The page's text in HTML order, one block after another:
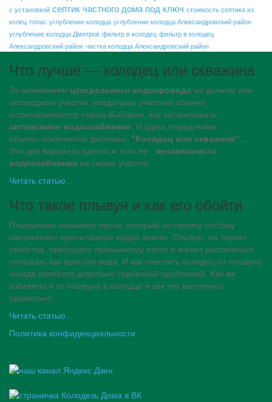
с установкой септик частного дома под ключ стоимость септика из
колец топас углубление колодца углубление колодца Александровский район
углубление колодца Дмитров фильтр в колодец фильтр в колодец
Александровский район чистка колодца Александровский район
Что лучше — колодец или скважина
За неимением центрального водопровода на дачном или
загородном участке, владельцы участков обычно
останавливаются перед выбором, как организовать
автономное водоснабжение . И здесь перед ними
обычно появляется дилемма: "Колодец или скважина"
Это два варианта одного и того же - независимого
водоснабжения на своем участке.
Читать статью...
Что такое плывун и как его обойти
Плывунами называют песок, который по своему составу
напоминает пропитанную водой землю. Плывун, не теряет
свойства, присущего привычному песку и может растекаться
оплывать как простая вода. И как очистить колодец от плывуна
иногда является довольно серьезной проблемой. Как же
избавиться от плывуна в колодце и как это выполнить
правильно.
Читать статью...
Политика конфиденциальности